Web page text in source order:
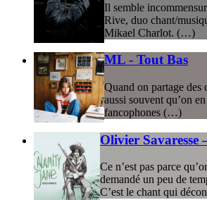
Il semble
Rive, duo chant/
Mikael Charlot. (…)
ML - Tout Bas
Quand on partage des
aussi souvent qu’on
fancophones (…)
Olivier Savaresse
Ce n’est pas parce
demandé un peu de
C’est le chant qui